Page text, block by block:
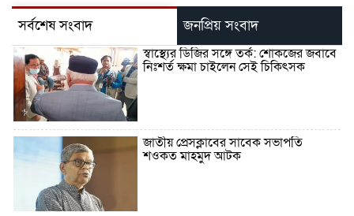
সর্বশেষ সংবাদ জনপ্রিয় সংবাদ
স্বাস্থ্যের ডিজির সঙ্গে তর্ক: শোকজের জবাবে
নিঃশর্ত ক্ষমা চাইলেন সেই চিকিৎসক
জাতীয় প্রেসক্লাবের সাবেক সভাপতি
শওকত মাহমুদ আটক